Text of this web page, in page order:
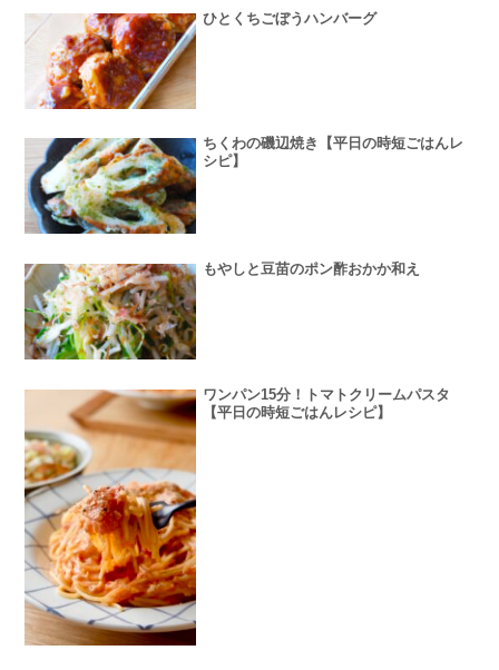
ひとくちごぼうハンバーグ
ちくわの磯辺焼き【平日の時短ごはんレ
シピ】
もやしと豆苗のポン酢おかか和え
ワンパン15分！トマトクリームパスタ
【平日の時短ごはんレシピ】